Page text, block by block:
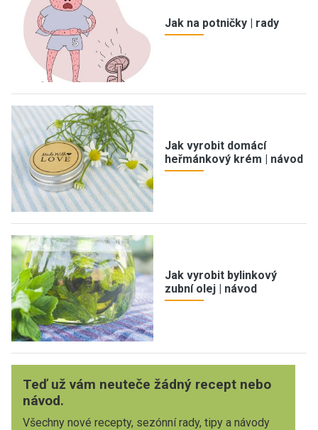
Jak na potničky | rady
Jak vyrobit domácí
heřmánkový krém | návod
Jak vyrobit bylinkový
zubní olej | návod
Teď už vám neuteče žádný recept nebo
návod.
Všechny nové recepty, sezónní rady, tipy a návody